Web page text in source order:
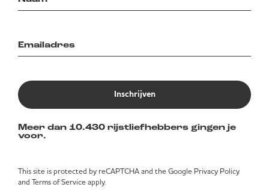
Inschrijven
Meer dan 10.430 rijstliefhebbers gingen je
voor.
This site is protected by reCAPTCHA and the Google Privacy Policy
and Terms of Service apply.